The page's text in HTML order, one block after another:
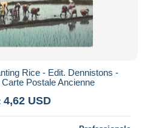
Rice - Edit. Dennistons -
Postale Ancienne
4,62 USD